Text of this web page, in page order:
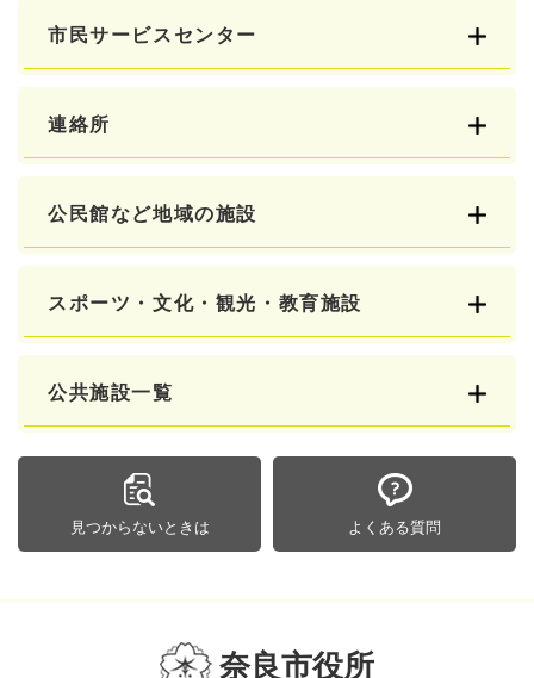
市民サービスセンター
連絡所
公民館など地域の施設
スポーツ・文化・観光・教育施設
公共施設一覧
見つからないときは よくある質問
奈良市役所